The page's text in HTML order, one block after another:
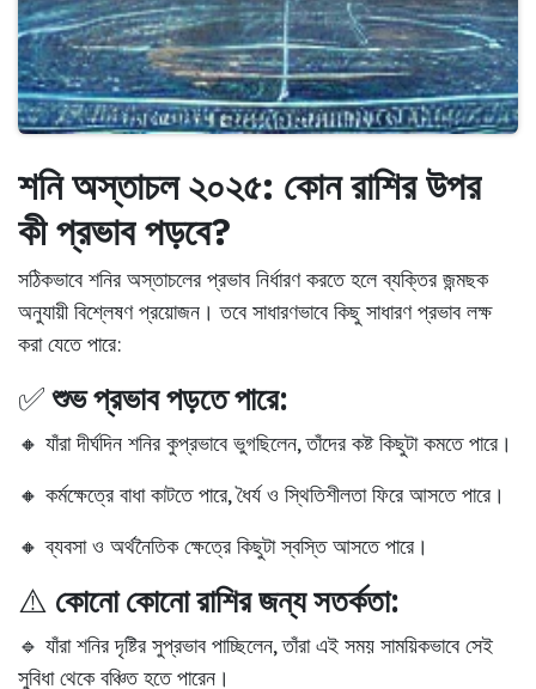
শনি অস্তাচল ২০২৫: কোন রাশির উপর
কী প্রভাব পড়বে?
সঠিকভাবে শনির অস্তাচলের প্রভাব নির্ধারণ করতে হলেব্যক্তির জন্মছক
অনুযায়ী বিশ্লেষণ প্রয়োজন । তবে সাধারণভাবে কিছু সাধারণ প্রভাব লক্ষ
করা যেতে পারে:
✅শুভ প্রভাব পড়তে পারে:
🔸 যাঁরা দীর্ঘদিন শনির কুপ্রভাবে ভুগছিলেন, তাঁদের কষ্ট কিছুটা কমতে পারে।
🔸 কর্মক্ষেত্রে বাধা কাটতে পারে, ধৈর্য ও স্থিতিশীলতা ফিরে আসতে পারে।
🔸 ব্যবসা ও অর্থনৈতিক ক্ষেত্রে কিছুটা স্বস্তি আসতে পারে।
⚠️ কোনো কোনো রাশির জন্য সতর্কতা:
🔹 যাঁরা শনির দৃষ্টির সুপ্রভাব পাচ্ছিলেন, তাঁরা এই সময় সাময়িকভাবে সেই
সুবিধা থেকে বঞ্চিত হতে পারেন।